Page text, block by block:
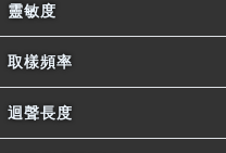
靈敏度
取樣頻率
迴聲長度